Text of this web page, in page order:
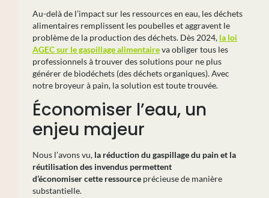
Au-delà de l’impact sur les ressources en eau, les déchets
alimentaires remplissent les poubelles et aggravent le
problème de la production des déchets. Dès 2024, la loi
AGEC sur le gaspillage alimentaireva obliger tous les
professionnels à trouver des solutions pour ne plus
générer de biodéchets (des déchets organiques). Avec
notre broyeur à pain, la solution est toute trouvée.
Économiser l’eau, un
enjeu majeur
Nous l’avons vu, la réduction du gaspillage du pain et la
réutilisation des invendus permettent
d’économiser cette ressourceprécieuse de manière
substantielle.